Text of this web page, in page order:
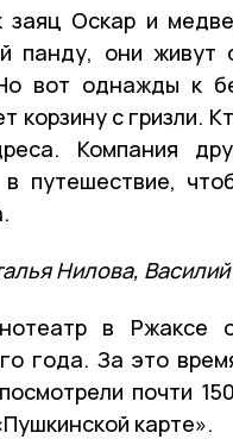
заяц Оскар и
панду, они живут
вот однажды к
корзину с гризли.
Компания
в путешествие,
Нилова,
в Ржаксе
года. За это
почти
карте».